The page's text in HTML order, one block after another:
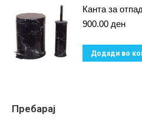
Канта за
900.00 ден
Додади во
Пребарај